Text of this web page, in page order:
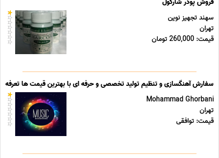
سهند تجهیز نوین
تهران
قیمت: 260,000 تومان
سفارش آهنگسازی و تنظیم تولید تخصصی و حرفه ای با بهترین قیمت ها تعرفه
Mohammad Ghorbani
تهران
قیمت: توافقی